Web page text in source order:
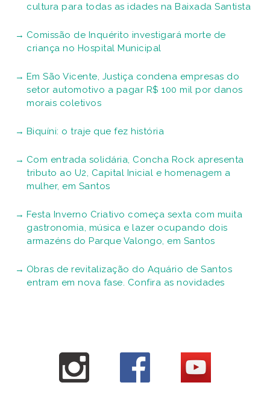
cultura para todas as idades na Baixada Santista
Comissão de Inquérito investigará morte de
criança no Hospital Municipal
Em São Vicente, Justiça condena empresas do
setor automotivo a pagar R$ 100 mil por danos
morais coletivos
Biquíni: o traje que fez história
Com entrada solidária, Concha Rock apresenta
tributo ao U2, Capital Inicial e homenagem a
mulher, em Santos
Festa Inverno Criativo começa sexta com muita
gastronomia, música e lazer ocupando dois
armazéns do Parque Valongo, em Santos
Obras de revitalização do Aquário de Santos
entram em nova fase. Confira as novidades